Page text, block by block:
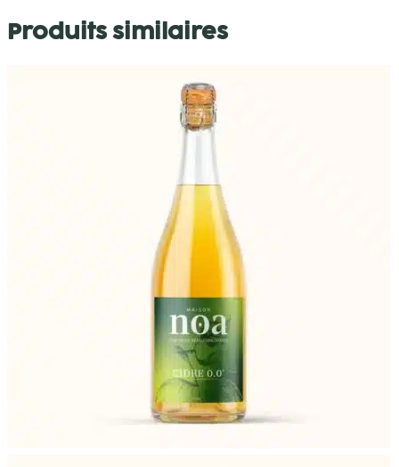
Produits similaires